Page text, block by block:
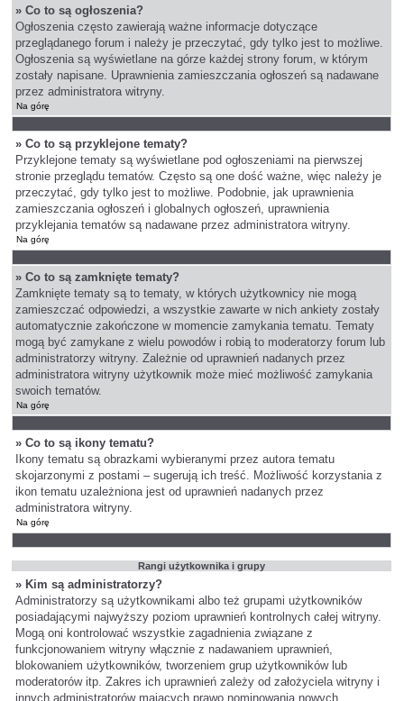
» Co to są ogłoszenia?
Ogłoszenia często zawierają ważne informacje dotyczące
przeglądanego forum i należy je przeczytać, gdy tylko jest to możliwe.
Ogłoszenia są wyświetlane na górze każdej strony forum, w którym
zostały napisane. Uprawnienia zamieszczania ogłoszeń są nadawane
przez administratora witryny.
Na górę
» Co to są przyklejone tematy?
Przyklejone tematy są wyświetlane pod ogłoszeniami na pierwszej
stronie przeglądu tematów. Często są one dość ważne, więc należy je
przeczytać, gdy tylko jest to możliwe. Podobnie, jak uprawnienia
zamieszczania ogłoszeń i globalnych ogłoszeń, uprawnienia
przyklejania tematów są nadawane przez administratora witryny.
Na górę
» Co to są zamknięte tematy?
Zamknięte tematy są to tematy, w których użytkownicy nie mogą
zamieszczać odpowiedzi, a wszystkie zawarte w nich ankiety zostały
automatycznie zakończone w momencie zamykania tematu. Tematy
mogą być zamykane z wielu powodów i robią to moderatorzy forum lub
administratorzy witryny. Zależnie od uprawnień nadanych przez
administratora witryny użytkownik może mieć możliwość zamykania
swoich tematów.
Na górę
» Co to są ikony tematu?
Ikony tematu są obrazkami wybieranymi przez autora tematu
skojarzonymi z postami – sugerują ich treść. Możliwość korzystania z
ikon tematu uzależniona jest od uprawnień nadanych przez
administratora witryny.
Na górę
Rangi użytkownika i grupy
» Kim są administratorzy?
Administratorzy są użytkownikami albo też grupami użytkowników
posiadającymi najwyższy poziom uprawnień kontrolnych całej witryny.
Mogą oni kontrolować wszystkie zagadnienia związane z
funkcjonowaniem witryny włącznie z nadawaniem uprawnień,
blokowaniem użytkowników, tworzeniem grup użytkowników lub
moderatorów itp. Zakres ich uprawnień zależy od założyciela witryny i
innych administratorów mających prawo nominowania nowych